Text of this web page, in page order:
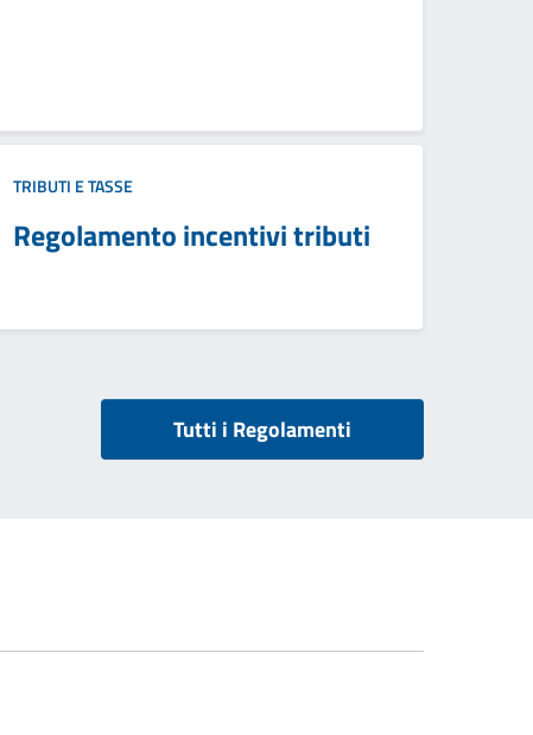
TRIBUTI E TASSE
Regolamento incentivi tributi
Tutti i Regolamenti